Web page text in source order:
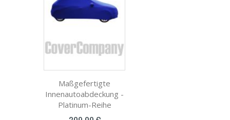
Maßgefertigte
Innenautoabdeckung -
Platinum-Reihe